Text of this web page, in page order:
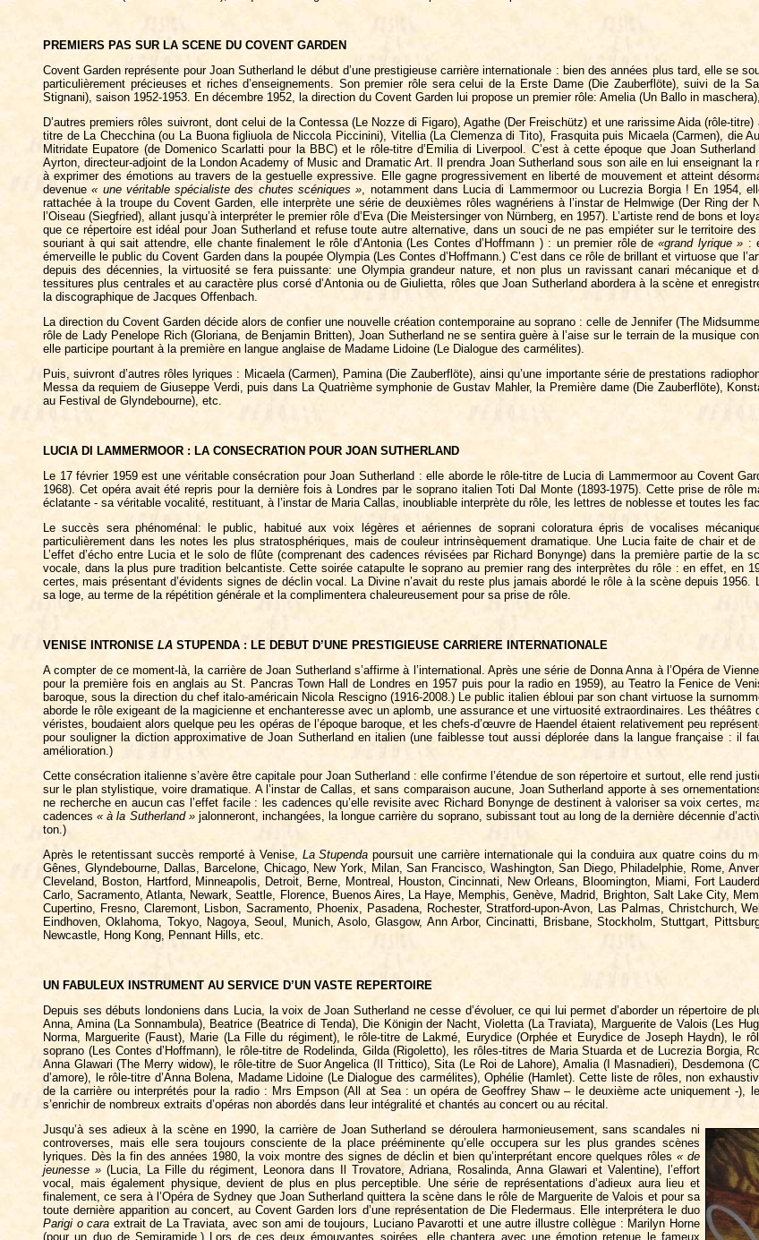
PREMIERS PAS SUR LA SCENE DU COVENT GARDEN
Covent Garden représente pour Joan Sutherland le début d’une prestigieuse carrière internationale : bien des années plus tard, elle se
particulièrement précieuses et riches d’enseignements. Son premier rôle sera celui de la Erste Dame (Die Zauberflöte), suivi de la
Stignani), saison 1952-1953. En décembre 1952, la direction du Covent Garden lui propose un premier rôle: Amelia (Un Ballo in
D’autres premiers rôles suivront, dont celui de la Contessa (Le Nozze di Figaro), Agathe (Der Freischütz) et une rarissime Aida (rôle-
titre de La Checchina (ou La Buona figliuola de Niccola Piccinini), Vitellia (La Clemenza di Tito), Frasquita puis Micaela (Carmen), die
Mitridate Eupatore (de Domenico Scarlatti pour la BBC) et le rôle-titre d’Emilia di Liverpool. C’est à cette époque que Joan
Ayrton, directeur-adjoint de la London Academy of Music and Dramatic Art. Il prendra Joan Sutherland sous son aile en lui enseignant
à exprimer des émotions au travers de la gestuelle expressive. Elle gagne progressivement en liberté de mouvement et atteint
devenue « une véritable spécialiste des chutes scéniques », notamment dans Lucia di Lammermoor ou Lucrezia Borgia ! En 1954,
rattachée à la troupe du Covent Garden, elle interprète une série de deuxièmes rôles wagnériens à l’instar de Helmwige (Der Ring
l’Oiseau (Siegfried), allant jusqu’à interpréter le premier rôle d’Eva (Die Meistersinger von Nürnberg, en 1957). L’artiste rend de bons et
que ce répertoire est idéal pour Joan Sutherland et refuse toute autre alternative, dans un souci de ne pas empiéter sur le territoire
souriant à qui sait attendre, elle chante finalement le rôle d’Antonia (Les Contes d’Hoffmann ) : un premier rôle de«grand lyrique » :
émerveille le public du Covent Garden dans la poupée Olympia (Les Contes d’Hoffmann.) C’est dans ce rôle de brillant et virtuose que
depuis des décennies, la virtuosité se fera puissante: une Olympia grandeur nature, et non plus un ravissant canari mécanique et
tessitures plus centrales et au caractère plus corsé d’Antonia ou de Giulietta, rôles que Joan Sutherland abordera à la scène et
la discographique de Jacques Offenbach.
La direction du Covent Garden décide alors de confier une nouvelle création contemporaine au soprano : celle de Jennifer (The
rôle de Lady Penelope Rich (Gloriana, de Benjamin Britten), Joan Sutherland ne se sentira guère à l’aise sur le terrain de la musique
elle participe pourtant à la première en langue anglaise de Madame Lidoine (Le Dialogue des carmélites).
Puis, suivront d’autres rôles lyriques : Micaela (Carmen), Pamina (Die Zauberflöte), ainsi qu’une importante série de prestations
Messa da requiem de Giuseppe Verdi, puis dans La Quatrième symphonie de Gustav Mahler, la Première dame (Die Zauberflöte),
au Festival de Glyndebourne), etc.
LUCIA DI LAMMERMOOR : LA CONSECRATION POUR JOAN SUTHERLAND
Le 17 février 1959 est une véritable consécration pour Joan Sutherland : elle aborde le rôle-titre de Lucia di Lammermoor au Covent
1968). Cet opéra avait été repris pour la dernière fois à Londres par le soprano italien Toti Dal Monte (1893-1975). Cette prise de
éclatante - sa véritable vocalité, restituant, à l’instar de Maria Callas, inoubliable interprète du rôle, les lettres de noblesse et toutes les
Le succès sera phénoménal: le public, habitué aux voix légères et aériennes de soprani coloratura épris de vocalises
particulièrement dans les notes les plus stratosphériques, mais de couleur intrinsèquement dramatique. Une Lucia faite de chair et
L’effet d’écho entre Lucia et le solo de flûte (comprenant des cadences révisées par Richard Bonynge) dans la première partie de la
vocale, dans la plus pure tradition belcantiste. Cette soirée catapulte le soprano au premier rang des interprètes du rôle : en effet, en
certes, mais présentant d’évidents signes de déclin vocal. La Divine n’avait du reste plus jamais abordé le rôle à la scène depuis
sa loge, au terme de la répétition générale et la complimentera chaleureusement pour sa prise de rôle.
VENISE INTRONISE LA STUPENDA : LE DEBUT D’UNE PRESTIGIEUSE CARRIERE INTERNATIONALE
A compter de ce moment-là, la carrière de Joan Sutherland s’affirme à l’international. Après une série de Donna Anna à l’Opéra de
pour la première fois en anglais au St. Pancras Town Hall de Londres en 1957 puis pour la radio en 1959), au Teatro la Fenice de
baroque, sous la direction du chef italo-américain Nicola Rescigno (1916-2008.) Le public italien ébloui par son chant virtuose la
aborde le rôle exigeant de la magicienne et enchanteresse avec un aplomb, une assurance et une virtuosité extraordinaires. Les
véristes, boudaient alors quelque peu les opéras de l’époque baroque, et les chefs-d’œuvre de Haendel étaient relativement peu
pour souligner la diction approximative de Joan Sutherland en italien (une faiblesse tout aussi déplorée dans la langue française : il
amélioration.)
Cette consécration italienne s’avère être capitale pour Joan Sutherland : elle confirme l’étendue de son répertoire et surtout, elle rend
sur le plan stylistique, voire dramatique. A l’instar de Callas, et sans comparaison aucune, Joan Sutherland apporte à ses
ne recherche en aucun cas l’effet facile : les cadences qu’elle revisite avec Richard Bonynge de destinent à valoriser sa voix certes,
cadences« à la Sutherland »jalonneront, inchangées, la longue carrière du soprano, subissant tout au long de la dernière décennie
ton.)
Après le retentissant succès remporté à Venise, La Stupendapoursuit une carrière internationale qui la conduira aux quatre coins du
Gênes, Glyndebourne, Dallas, Barcelone, Chicago, New York, Milan, San Francisco, Washington, San Diego, Philadelphie, Rome,
Cleveland, Boston, Hartford, Minneapolis, Detroit, Berne, Montreal, Houston, Cincinnati, New Orleans, Bloomington, Miami, Fort
Carlo, Sacramento, Atlanta, Newark, Seattle, Florence, Buenos Aires, La Haye, Memphis, Genève, Madrid, Brighton, Salt Lake City,
Cupertino, Fresno, Claremont, Lisbon, Sacramento, Phoenix, Pasadena, Rochester, Stratford-upon-Avon, Las Palmas, Christchurch,
Eindhoven, Oklahoma, Tokyo, Nagoya, Seoul, Munich, Asolo, Glasgow, Ann Arbor, Cincinatti, Brisbane, Stockholm, Stuttgart,
Newcastle, Hong Kong, Pennant Hills, etc.
UN FABULEUX INSTRUMENT AU SERVICE D’UN VASTE REPERTOIRE
Depuis ses débuts londoniens dans Lucia, la voix de Joan Sutherland ne cesse d’évoluer, ce qui lui permet d’aborder un répertoire
Anna, Amina (La Sonnambula), Beatrice (Beatrice di Tenda), Die Königin der Nacht, Violetta (La Traviata), Marguerite de Valois (Les
Norma, Marguerite (Faust), Marie (La Fille du régiment), le rôle-titre de Lakmé, Eurydice (Orphée et Eurydice de Joseph Haydn), le
soprano (Les Contes d’Hoffmann), le rôle-titre de Rodelinda, Gilda (Rigoletto), les rôles-titres de Maria Stuarda et de Lucrezia Borgia,
Anna Glawari (The Merry widow), le rôle-titre de Suor Angelica (Il Trittico), Sita (Le Roi de Lahore), Amalia (I Masnadieri), Desdemona
d’amore), le rôle-titre d’Anna Bolena, Madame Lidoine (Le Dialogue des carmélites), Ophélie (Hamlet). Cette liste de rôles, non
de la carrière ou interprétés pour la radio : Mrs Empson (All at Sea : un opéra de Geoffrey Shaw – le deuxième acte uniquement -),
s’enrichir de nombreux extraits d’opéras non abordés dans leur intégralité et chantés au concert ou au récital.
Jusqu’à ses adieux à la scène en 1990, la carrière de Joan Sutherland se déroulera harmonieusement, sans scandales ni
controverses, mais elle sera toujours consciente de la place prééminente qu’elle occupera sur les plus grandes scènes
lyriques. Dès la fin des années 1980, la voix montre des signes de déclin et bien qu’interprétant encore quelques rôles « de
jeunesse » (Lucia, La Fille du régiment, Leonora dans Il Trovatore, Adriana, Rosalinda, Anna Glawari et Valentine), l’effort
vocal, mais également physique, devient de plus en plus perceptible. Une série de représentations d’adieux aura lieu et
finalement, ce sera à l’Opéra de Sydney que Joan Sutherland quittera la scène dans le rôle de Marguerite de Valois et pour sa
toute dernière apparition au concert, au Covent Garden lors d’une représentation de Die Fledermaus. Elle interprétera le duo
Parigi o cara extrait de La Traviata¸ avec son ami de toujours, Luciano Pavarotti et une autre illustre collègue : Marilyn Horne
(pour un duo de Semiramide.) Lors de ces deux émouvantes soirées, elle chantera avec une émotion retenue le fameux